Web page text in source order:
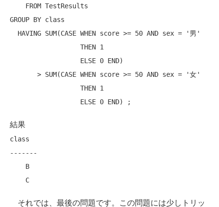
FROM
GROUP BY class
HAVING SUM(CASE WHEN score >= 50 AND sex =
'男'
THEN 1
ELSE 0 END)
       > SUM(
CASE WHEN score >= 50 AND sex =
'女'
THEN 1
ELSE 0 END
結果
class
-------
それでは、最後の問題です。この問題には少しトリッ